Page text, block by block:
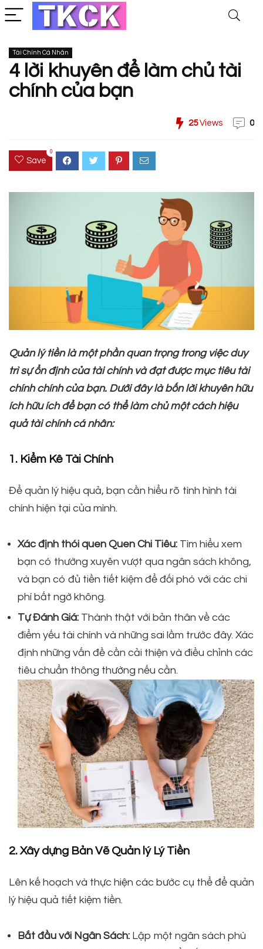
Tài Chính Cá Nhân
4 lời khuyên để làm chủ tài
chính của bạn
25Views 0
Save
0
Quản lý tiền là một phần quan trọng trong việc duy
trì sự ổn định của tài chính và đạt được mục tiêu tài
chính chính của bạn. Dưới đây là bốn lời khuyên hữu
ích hữu ích để bạn có thể làm chủ một cách hiệu
quả tài chính cá nhân:
1. Kiểm Kê Tài Chính
Để quản lý hiệu quả, bạn cần hiểu rõ tình hình tài
chính hiện tại của mình.
Xác định thói quen Quen Chi Tiêu: Tìm hiểu xem
bạn có thường xuyên vượt qua ngân sách không,
và bạn có đủ tiền tiết kiệm để đối phó với các chi
phí bất ngờ không.
Tự Đánh Giá: Thành thật với bản thân về các
điểm yếu tài chính và những sai lầm trước đây. Xác
định những vấn đề cần cải thiện và điều chỉnh các
tiêu chuẩn thông thường nếu cần.
2. Xây dựng Bản Vẽ Quản lý Lý Tiền
Lên kế hoạch và thực hiện các bước cụ thể để quản
lý hiệu quả tiết kiệm tiền.
Bắt đầu với Ngân Sách: Lập một ngân sách phù